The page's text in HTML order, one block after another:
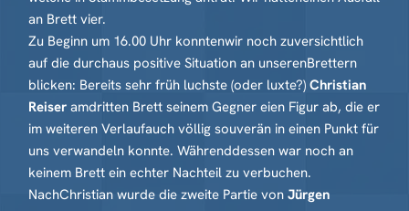
an Brett vier.
Zu Beginn um 16.00 Uhr konntenwir noch zuversichtlich
auf die durchaus positive Situation an unserenBrettern
blicken: Bereits sehr früh luchste (oder luxte?) Christian
Reiser amdritten Brett seinem Gegner eien Figur ab, die er
im weiteren Verlaufauch völlig souverän in einen Punkt für
uns verwandeln konnte. Währenddessen war noch an
keinem Brett ein echter Nachteil zu verbuchen.
NachChristian wurde die zweite Partie von Jürgen